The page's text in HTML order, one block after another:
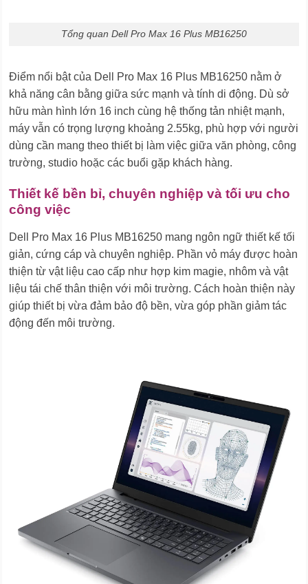
Tổng quan Dell Pro Max 16 Plus MB16250
Điểm nổi bật của Dell Pro Max 16 Plus MB16250 nằm ở
khả năng cân bằng giữa sức mạnh và tính di động. Dù sở
hữu màn hình lớn 16 inch cùng hệ thống tản nhiệt mạnh,
máy vẫn có trọng lượng khoảng 2.55kg, phù hợp với người
dùng cần mang theo thiết bị làm việc giữa văn phòng, công
trường, studio hoặc các buổi gặp khách hàng.
Thiết kế bền bỉ, chuyên nghiệp và tối ưu cho
công việc
Dell Pro Max 16 Plus MB16250 mang ngôn ngữ thiết kế tối
giản, cứng cáp và chuyên nghiệp. Phần vỏ máy được hoàn
thiện từ vật liệu cao cấp như hợp kim magie, nhôm và vật
liệu tái chế thân thiện với môi trường. Cách hoàn thiện này
giúp thiết bị vừa đảm bảo độ bền, vừa góp phần giảm tác
động đến môi trường.